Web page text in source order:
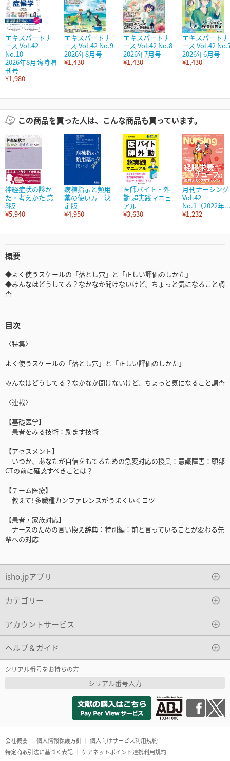
エキスパートナ
ース Vol.42
No.10
2026年8月臨時増
刊号
¥1,980
エキスパートナ
ース Vol.42 No.9
2026年8月号
¥1,430
エキスパートナ
ース Vol.42 No.8
2026年7月号
¥1,430
エキスパートナ
ース Vol.42
2026年6月号
¥1,430
この商品を買った人は、こんな商品も買っています。
神経症状の診か
た・考えかた 第
3版
¥5,940
病棟指示と頻用
薬の使い方 決
定版
¥4,950
医師バイト・外
勤 超実践マニュ
アル
¥3,630
月刊ナーシング
Vol.42
No.1（2022年...
¥1,232
概要
◆よく使うスケールの「落とし穴」と「正しい評価のしかた」
◆みんなはどうしてる？なかなか聞けないけど、ちょっと気になること調
査
目次
〈特集〉
よく使うスケールの「落とし穴」と「正しい評価のしかた」
みんなはどうしてる？なかなか聞けないけど、ちょっと気になること調査
〈連載〉
【基礎医学】
患者をみる技術：励ます技術
【アセスメント】
いつか、あなたが自信をもてるための急変対応の授業：意識障害：頭部
CTの前に確認すべきことは？
【チーム医療】
教えて! 多職種カンファレンスがうまくいくコツ
【患者・家族対応】
ナースのための言い換え辞典：特別編：前と言っていることが変わる先
輩への対応
isho.jpアプリ
カテゴリー
アカウントサービス
ヘルプ＆ガイド
シリアル番号をお持ちの方
シリアル番号入力
会社概要 個人情報保護方針
個人向けサービス利用規約
特定商取引法に基づく表記
ケアネットポイント連携利用規約